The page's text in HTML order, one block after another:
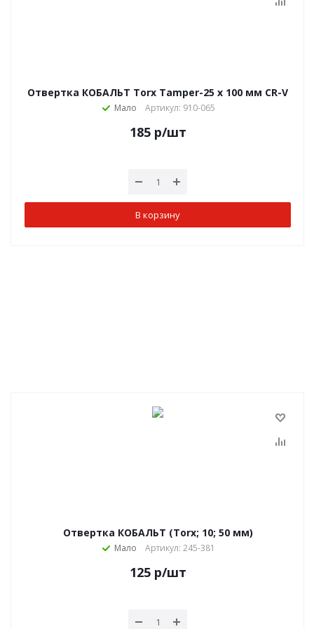
Отвертка КОБАЛЬТ Torx Tamper-25 х 100 мм CR-V
Мало Артикул: 910-065
185р/шт
В корзину
Отвертка КОБАЛЬТ (Torx; 10; 50 мм)
Мало Артикул: 245-381
125р/шт